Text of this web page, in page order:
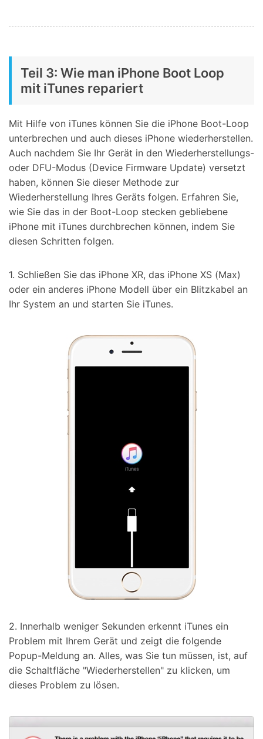
Teil 3: Wie man iPhone Boot Loop
mit iTunes repariert
Mit Hilfe von iTunes können Sie die iPhone Boot-Loop
unterbrechen und auch dieses iPhone wiederherstellen.
Auch nachdem Sie Ihr Gerät in den Wiederherstellungs-
oder DFU-Modus (Device Firmware Update) versetzt
haben, können Sie dieser Methode zur
Wiederherstellung Ihres Geräts folgen. Erfahren Sie,
wie Sie das in der Boot-Loop stecken gebliebene
iPhone mit iTunes durchbrechen können, indem Sie
diesen Schritten folgen.
1. Schließen Sie das iPhone XR, das iPhone XS (Max)
oder ein anderes iPhone Modell über ein Blitzkabel an
Ihr System an und starten Sie iTunes.
2. Innerhalb weniger Sekunden erkennt iTunes ein
Problem mit Ihrem Gerät und zeigt die folgende
Popup-Meldung an. Alles, was Sie tun müssen, ist, auf
die Schaltfläche "Wiederherstellen" zu klicken, um
dieses Problem zu lösen.